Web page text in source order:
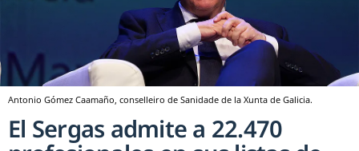
Antonio Gómez Caamaño, conselleiro de Sanidade de la Xunta de Galicia.
El Sergas admite a 22.470